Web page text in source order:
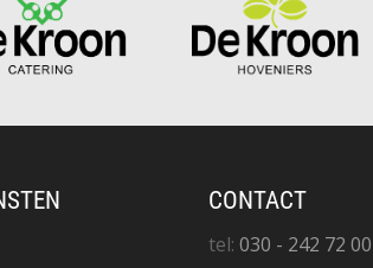
CONTACT
tel: 030 - 242 72 00